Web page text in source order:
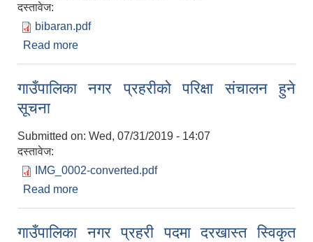
दस्तावेज:
bibaran.pdf
Read more
गाउँपालिका नगर प्रहरीको परिक्षा संचालन हुने
सूचना
Submitted on: Wed, 07/31/2019 - 14:07
दस्तावेज:
IMG_0002-converted.pdf
Read more
गाउँपालिका नगर प्रहरी पदमा दरखास्त स्विकृत